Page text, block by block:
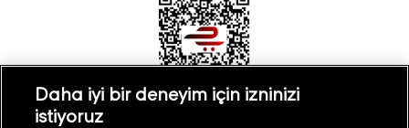
Daha iyi bir deneyim için izninizi
istiyoruz